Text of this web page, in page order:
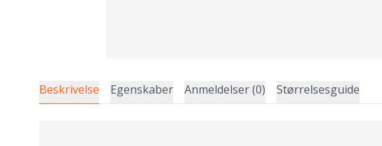
Beskrivelse Egenskaber Anmeldelser (0) Størrelsesguide